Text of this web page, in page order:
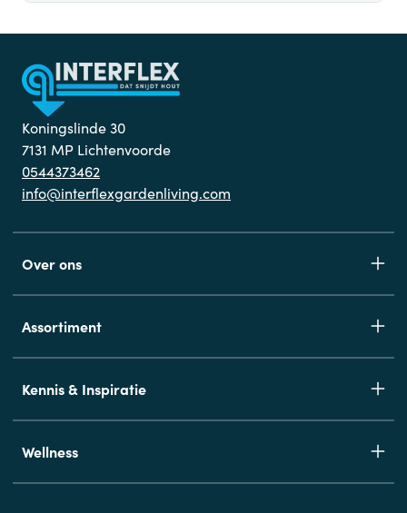
Koningslinde 30
7131 MP Lichtenvoorde
0544373462
info@interflexgardenliving.com
Over ons
Assortiment
Kennis & Inspiratie
Wellness